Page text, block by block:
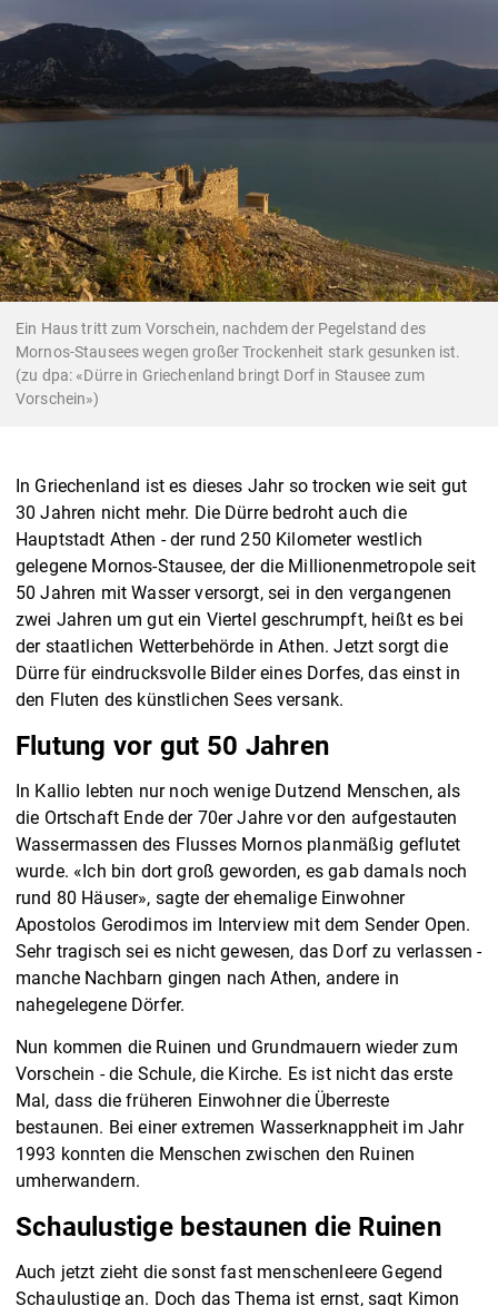
Ein Haus tritt zum Vorschein, nachdem der Pegelstand des
Mornos-Stausees wegen großer Trockenheit stark gesunken ist.
(zu dpa: «Dürre in Griechenland bringt Dorf in Stausee zum
Vorschein»)
In Griechenland ist es dieses Jahr so trocken wie seit gut
30 Jahren nicht mehr. Die Dürre bedroht auch die
Hauptstadt Athen - der rund 250 Kilometer westlich
gelegene Mornos-Stausee, der die Millionenmetropole seit
50 Jahren mit Wasser versorgt, sei in den vergangenen
zwei Jahren um gut ein Viertel geschrumpft, heißt es bei
der staatlichen Wetterbehörde in Athen. Jetzt sorgt die
Dürre für eindrucksvolle Bilder eines Dorfes, das einst in
den Fluten des künstlichen Sees versank.
Flutung vor gut 50 Jahren
In Kallio lebten nur noch wenige Dutzend Menschen, als
die Ortschaft Ende der 70er Jahre vor den aufgestauten
Wassermassen des Flusses Mornos planmäßig geflutet
wurde. «Ich bin dort groß geworden, es gab damals noch
rund 80 Häuser», sagte der ehemalige Einwohner
Apostolos Gerodimos im Interview mit dem Sender Open.
Sehr tragisch sei es nicht gewesen, das Dorf zu verlassen -
manche Nachbarn gingen nach Athen, andere in
nahegelegene Dörfer.
Nun kommen die Ruinen und Grundmauern wieder zum
Vorschein - die Schule, die Kirche. Es ist nicht das erste
Mal, dass die früheren Einwohner die Überreste
bestaunen. Bei einer extremen Wasserknappheit im Jahr
1993 konnten die Menschen zwischen den Ruinen
umherwandern.
Schaulustige bestaunen die Ruinen
Auch jetzt zieht die sonst fast menschenleere Gegend
Schaulustige an. Doch das Thema ist ernst, sagt Kimon